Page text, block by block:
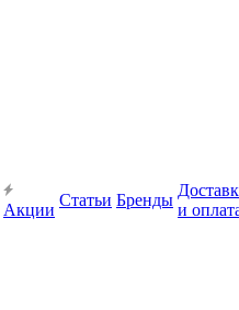
Акции
Статьи Бренды
и